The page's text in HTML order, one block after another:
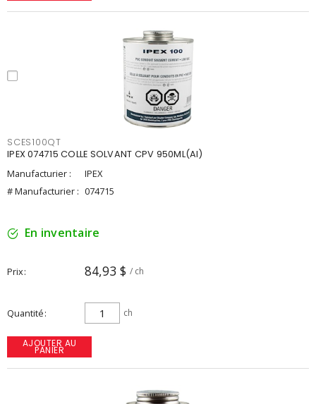
SCES100QT
IPEX 074715 COLLE SOLVANT CPV 950ML(AI)
Manufacturier :
IPEX
# Manufacturier : 074715
En inventaire
Prix 84,93 $ / ch
Quantité ch
AJOUTER AU
PANIER